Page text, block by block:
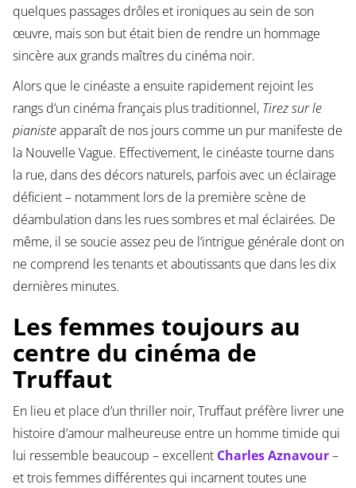
quelques passages drôles et ironiques au sein de son
œuvre, mais son but était bien de rendre un hommage
sincère aux grands maîtres du cinéma noir.
Alors que le cinéaste a ensuite rapidement rejoint les
rangs d’un cinéma français plus traditionnel, Tirez sur le
pianisteapparaît de nos jours comme un pur manifeste de
la Nouvelle Vague. Effectivement, le cinéaste tourne dans
la rue, dans des décors naturels, parfois avec un éclairage
déficient – notamment lors de la première scène de
déambulation dans les rues sombres et mal éclairées. De
même, il se soucie assez peu de l’intrigue générale dont on
ne comprend les tenants et aboutissants que dans les dix
dernières minutes.
Les femmes toujours au
centre du cinéma de
Truffaut
En lieu et place d’un thriller noir, Truffaut préfère livrer une
histoire d’amour malheureuse entre un homme timide qui
lui ressemble beaucoup – excellent Charles Aznavour–
et trois femmes différentes qui incarnent toutes une